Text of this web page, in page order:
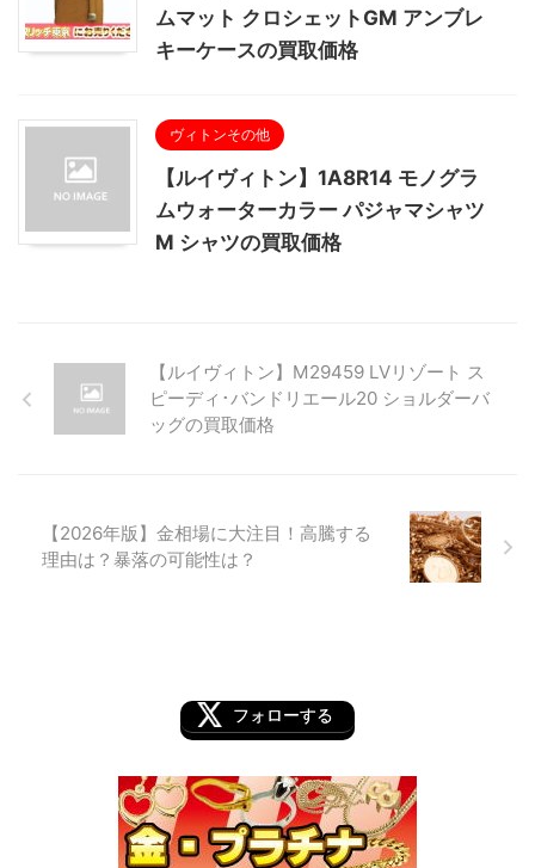
ムマット クロシェットGM アンブレ
キーケースの買取価格
ヴィトンその他
【ルイヴィトン】1A8R14 モノグラ
ムウォーターカラー パジャマシャツ
M シャツの買取価格
【ルイヴィトン】M29459 LVリゾート ス
ピーディ･バンドリエール20 ショルダーバ
ッグの買取価格
【2026年版】金相場に大注目！高騰する
理由は？暴落の可能性は？
フォローする